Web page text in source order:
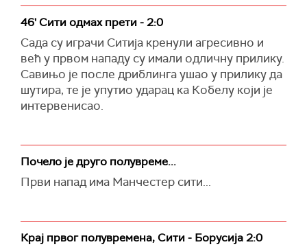
46' Сити одмах прети - 2:0
Сада су играчи Ситија кренули агресивно и
већ у првом нападу су имали одличну прилику.
Савињо је после дриблинга ушао у прилику да
шутира, те је упутио ударац ка Кобелу који је
интервенисао.
Почело је друго полувреме...
Први напад има Манчестер сити...
Крај првог полувремена, Сити - Борусија 2:0